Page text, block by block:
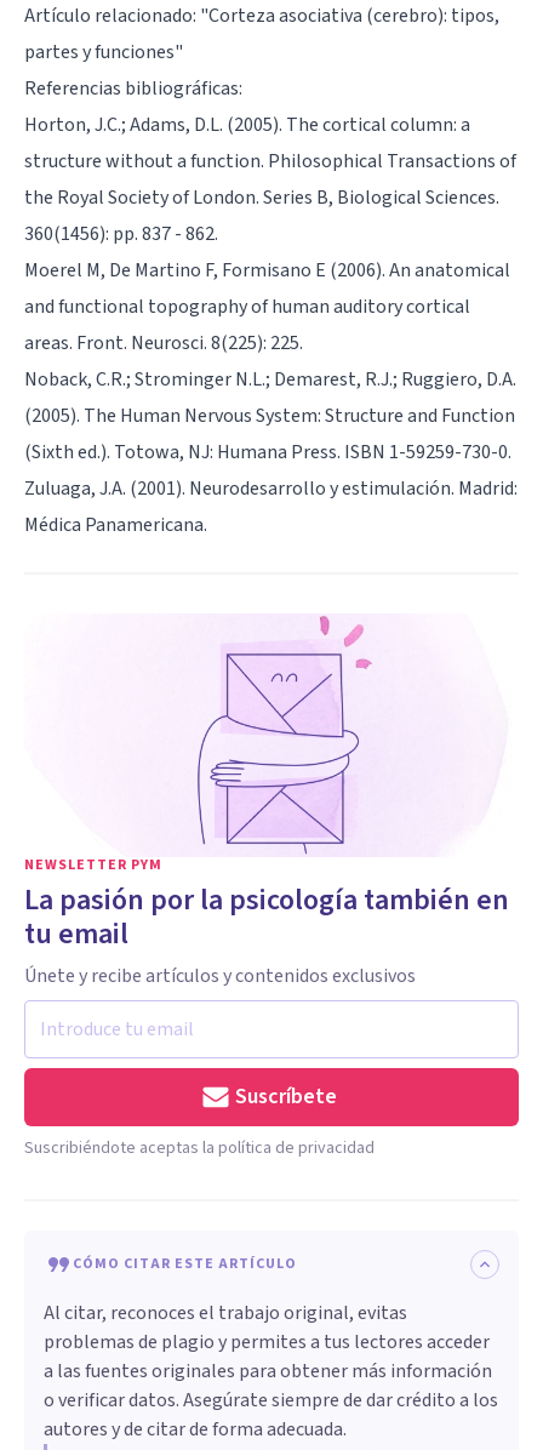
Artículo relacionado: "Corteza asociativa (cerebro): tipos,
partes y funciones"
Referencias bibliográficas:
Horton, J.C.; Adams, D.L. (2005). The cortical column: a
structure without a function. Philosophical Transactions of
the Royal Society of London. Series B, Biological Sciences.
360(1456): pp. 837 - 862.
Moerel M, De Martino F, Formisano E (2006). An anatomical
and functional topography of human auditory cortical
areas. Front. Neurosci. 8(225): 225.
Noback, C.R.; Strominger N.L.; Demarest, R.J.; Ruggiero, D.A.
(2005). The Human Nervous System: Structure and Function
(Sixth ed.). Totowa, NJ: Humana Press. ISBN 1-59259-730-0.
Zuluaga, J.A. (2001). Neurodesarrollo y estimulación. Madrid:
Médica Panamericana.
NEWSLETTER PYM
La pasión por la psicología también en
tu email
Únete y recibe artículos y contenidos exclusivos
Suscríbete
Suscribiéndote aceptas la política de privacidad
CÓMO CITAR ESTE ARTÍCULO
Al citar, reconoces el trabajo original, evitas
problemas de plagio y permites a tus lectores acceder
a las fuentes originales para obtener más información
o verificar datos. Asegúrate siempre de dar crédito a los
autores y de citar de forma adecuada.